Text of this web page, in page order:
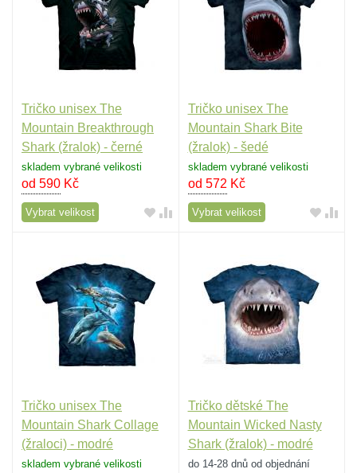
Tričko unisex The
Mountain Breakthrough
Shark (žralok) - černé
skladem vybrané velikosti
od 590 Kč
Vybrat velikost
Tričko unisex The
Mountain Shark Bite
(žralok) - šedé
skladem vybrané velikosti
od 572 Kč
Vybrat velikost
Tričko unisex The
Mountain Shark Collage
(žraloci) - modré
skladem vybrané velikosti
Tričko dětské The
Mountain Wicked Nasty
Shark (žralok) - modré
do 14-28 dnů od objednání